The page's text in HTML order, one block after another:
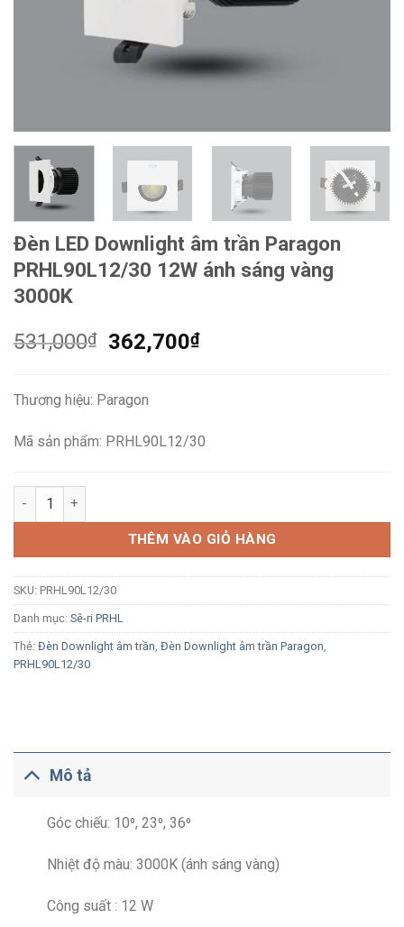
Đèn LED Downlight âm trần Paragon
PRHL90L12/30 12W ánh sáng vàng
3000K
531,000₫
Giá
531,000₫.
362,700₫Giá
Thương hiệu: Paragon
Mã sản phẩm: PRHL90L12/30
Đèn LED Downlight âm trần Paragon PRHL90L12/30 12W ánh
THÊM VÀO GIỎ HÀNG
SKU: PRHL90L12/30
Danh mục: Sê-ri PRHL
Thẻ: Đèn Downlight âm trần Đèn Downlight âm trần Paragon
PRHL90L12/30
Mô tả
Góc chiếu: 10⁰, 23⁰, 36⁰
Nhiệt độ màu: 3000K (ánh sáng vàng)
Công suất : 12 W